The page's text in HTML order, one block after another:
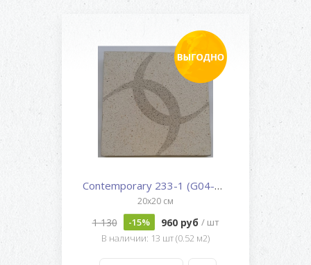
Contemporary 233-1 (G04-G41)
20x20 см
1 130 -15% 960 руб / шт
В наличии: 13 шт (0.52 м2)